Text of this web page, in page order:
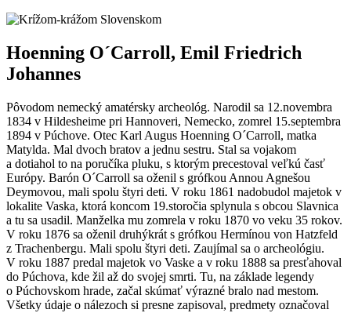
Hoenning O´Carroll, Emil Friedrich
Johannes
Pôvodom nemecký amatérsky archeológ. Narodil sa 12.novembra
1834 v Hildesheime pri Hannoveri, Nemecko, zomrel 15.septembra
1894 v Púchove. Otec Karl Augus Hoenning O´Carroll, matka
Matylda. Mal dvoch bratov a jednu sestru. Stal sa vojakom
a dotiahol to na poručíka pluku, s ktorým precestoval veľkú časť
Európy. Barón O´Carroll sa oženil s grófkou Annou Agnešou
Deymovou, mali spolu štyri deti. V roku 1861 nadobudol majetok v
lokalite Vaska, ktorá koncom 19.storočia splynula s obcou Slavnica
a tu sa usadil. Manželka mu zomrela v roku 1870 vo veku 35 rokov.
V roku 1876 sa oženil druhýkrát s grófkou Hermínou von Hatzfeld
z Trachenbergu. Mali spolu štyri deti. Zaujímal sa o archeológiu.
V roku 1887 predal majetok vo Vaske a v roku 1888 sa presťahoval
do Púchova, kde žil až do svojej smrti. Tu, na základe legendy
o Púchovskom hrade, začal skúmať výrazné bralo nad mestom.
Všetky údaje o nálezoch si presne zapisoval, predmety označoval